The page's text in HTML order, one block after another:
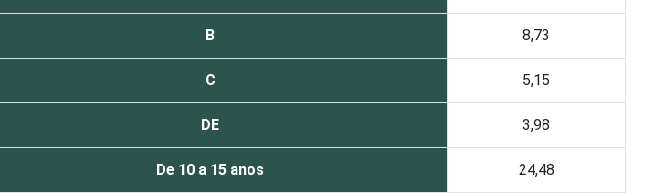
B 8,73
C 5,15
DE 3,98
De 10 a 15 anos 24,48